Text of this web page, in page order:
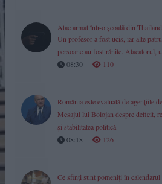
Atac armat într-o școală din
Un profesor a fost ucis, iar alte patru
persoane au fost rănite. Atacatorul,
08:30
110
România este evaluată de agențiile
Mesajul lui Bolojan despre deficit,
și stabilitatea politică
08:18
126
Ce sfinți sunt pomeniți în calendarul